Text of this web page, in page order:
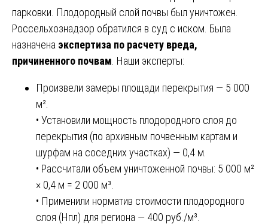
парковки. Плодородный слой почвы был уничтожен.
Россельхознадзор обратился в суд с иском. Была
назначена экспертиза по расчету вреда,
причиненного почвам . Наши эксперты:
Произвели замеры площади перекрытия — 5 000
м².
• Установили мощность плодородного слоя до
перекрытия (по архивным почвенным картам и
шурфам на соседних участках) — 0,4 м.
• Рассчитали объем уничтоженной почвы: 5 000 м²
× 0,4 м = 2 000 м³.
• Применили норматив стоимости плодородного
слоя (Нпл) для региона — 400 руб./м³.